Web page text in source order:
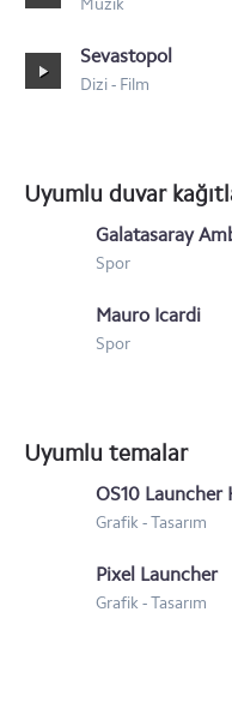
Müzik
Sevastopol
Dizi - Film
Uyumlu duvar
Galatasaray
Spor
Mauro Icardi
Spor
Uyumlu temalar
OS10 Launcher
Grafik - Tasarım
Pixel Launcher
Grafik - Tasarım